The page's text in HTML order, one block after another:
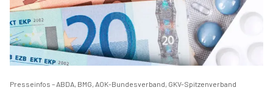
Presseinfos – ABDA, BMG, AOK-Bundesverband, GKV-Spitzenverband